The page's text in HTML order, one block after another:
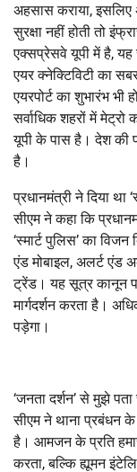
अहसास कराया, इसलिए
सुरक्षा नहीं होती तो
एक्सप्रेसवे यूपी में है, यह
एयर क्नेक्टिविटी का
एयरपोर्ट का शुभारंभ भी
सर्वाधिक शहरों में मेट्रो
यूपी के पास है। देश की
है।
प्रधानमंत्री ने दिया था
सीएम ने कहा कि
‘स्मार्ट पुलिस’ का
एंड मोबाइल, अलर्ट एंड
ट्रेंड। यह सूत्र कानून
मार्गदर्शन करता है।
पड़ेगा।
‘जनता दर्शन’ से मुझे
सीएम ने थाना प्रबंधन
है। आमजन के प्रति
करता, बल्कि ह्यूमन